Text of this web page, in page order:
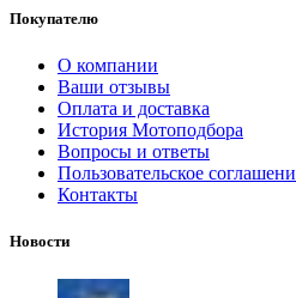
Покупателю
О компании
Ваши отзывы
Оплата и доставка
История Мотоподбора
Вопросы и ответы
Пользовательское
Контакты
Новости